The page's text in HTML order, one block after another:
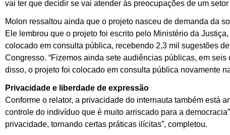
vai ter que decidir se vai atender às preocupações de um
Molon ressaltou ainda que o projeto nasceu de demanda da
Ele lembrou que o projeto foi escrito pelo Ministério da
colocado em consulta pública, recebendo 2,3 mil sugestões
Congresso. “Fizemos ainda sete audiências públicas, em
disso, o projeto foi colocado em consulta pública novamente
Privacidade e liberdade de expressão
Conforme o relator, a privacidade do internauta também está
controle do indivíduo que é muito arriscado para a
privacidade, tornando certas práticas ilícitas”, completou.